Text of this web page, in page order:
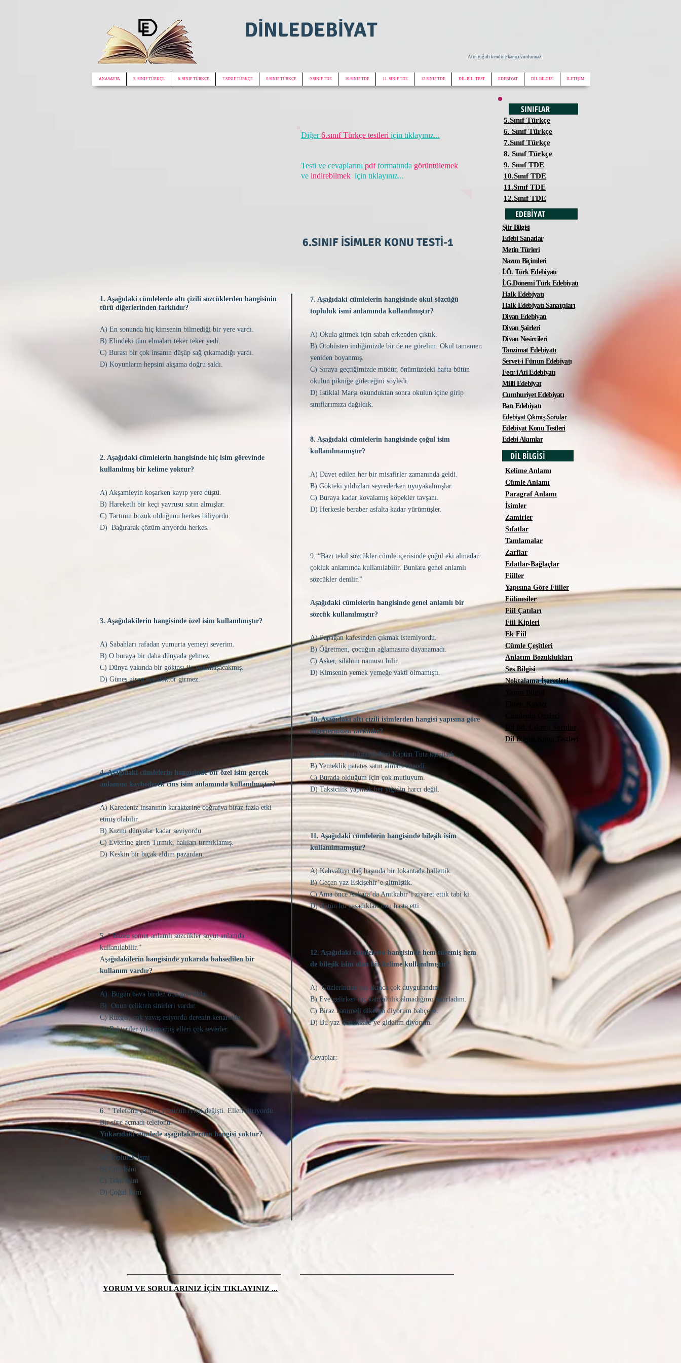
DİNLEDEBİYAT
Atın yiğidi kendine kamçı vurdurmaz.
ANASAYFA 5. SINIF TÜRKÇE 6. SINIF TÜRKÇE 7.SINIF TÜRKÇE 8.SINIF TÜRKÇE 9.SINIF TDE 10.SINIF TDE 11. SINIF TDE 12.SINIF TDE DİL BİL. TEST EDEBİYAT DİL BİLGİSİ İLETİŞİM
Diğer6.sınıf Türkçe testleri için tıklayınız...
Testi ve cevaplarını pdfformatında görüntülemek
ve indirebilmek için tıklayınız...
6.SINIF İSİMLER KONU TESTİ-1
1. Aşağıdaki cümlelerde altı çizili sözcüklerden hangisinin
türü diğerlerinden farklıdır?
A) En sonunda hiç kimsenin bilmediği bir yere vardı.
B) Elindeki tüm elmaları teker teker yedi.
C) Burası bir çok insanın düşüp sağ çıkamadığı yardı.
D) Koyunların hepsini akşama doğru saldı.
2. Aşağıdaki cümlelerin hangisinde hiç isim görevinde
kullanılmış bir kelime yoktur?
A) Akşamleyin koşarken kayıp yere düştü.
B) Hareketli bir keçi yavrusu satın almışlar.
C) Tartının bozuk olduğunu herkes biliyordu.
D) Bağırarak çözüm arıyordu herkes.
3. Aşağıdakilerin hangisinde özel isim kullanılmıştır?
A) Sabahları rafadan yumurta yemeyi severim.
B) O buraya bir daha dünyada gelmez.
C) Dünya yakında bir göktaşı ile yakınlaşacakmış.
D) Güneş giren eve doktor girmez.
4- Aşağıdaki cümlelerin hangisinde bir özel isim gerçek
anlamını kaybederek cins isim anlamında kullanılmıştır?
A) Karedeniz insanının karakterine coğrafya biraz fazla etki
etmiş olabilir.
B) Kızını dünyalar kadar seviyordu.
C) Evlerine giren Tırmık, halıları tırmıklamış.
D) Keskin bir bıçak aldım pazardan.
5. “ Bazen somut anlamlı sözcükler soyut anlamda
kullanılabilir.”
Aşağıdakilerin hangisinde yukarıda bahsedilen bir
kullanım vardır?
A) Bugün hava birden buz gibi oldu.
B) Onun çelikten sinirleri vardır.
C) Rüzgar, çok yavaş esiyordu derenin kenarında.
D) Bakteriler yıkanmamış elleri çok severler.
6. “ Telefonu çalınca yüzünün rengi değişti. Elleri titriyordu.
Bir süre açmadı telefonu.
Yukarıdaki cümlede aşağıdakilerden hangisi yoktur?
A) Topluluk İsmi
B) Cins İsim
C) Tekil İsim
D) Çoğul İsim
7. Aşağıdaki cümlelerin hangisinde okul sözcüğü
topluluk ismi anlamında kullanılmıştır?
A) Okula gitmek için sabah erkenden çıktık.
B) Otobüsten indiğimizde bir de ne görelim: Okul tamamen
yeniden boyanmış.
C) Sıraya geçtiğimizde müdür, önümüzdeki hafta bütün
okulun pikniğe gideceğini söyledi.
D) İstiklal Marşı okunduktan sonra okulun içine girip
sınıflarımıza dağıldık.
8. Aşağıdaki cümlelerin hangisinde çoğul isim
kullanılmamıştır?
A) Davet edilen her bir misafirler zamanında geldi.
B) Gökteki yıldızları seyrederken uyuyakalmışlar.
C) Buraya kadar kovalamış köpekler tavşanı.
D) Herkesle beraber asfalta kadar yürümüşler.
9. “Bazı tekil sözcükler cümle içerisinde çoğul eki almadan
çokluk anlamında kullanılabilir. Bunlara genel anlamlı
sözcükler denilir.”
Aşağıdaki cümlelerin hangisinde genel anlamlı bir
sözcük kullanılmıştır?
A) Papağan kafesinden çıkmak istemiyordu.
B) Öğretmen, çocuğun ağlamasına dayanamadı.
C) Asker, silahını namusu bilir.
D) Kimsenin yemek yemeğe vakti olmamıştı.
10. Aşağıdaki altı çizili isimlerden hangisi yapısına göre
diğerlerinden farklıdır?
A) Denize ulaştığınızda bizi Kaptan Tuta karşıladı.
B) Yemeklik patates satın almam istendi.
C) Burada olduğum için çok mutluyum.
D) Taksicilik yapmak her yiğidin harcı değil.
11. Aşağıdaki cümlelerin hangisinde bileşik isim
kullanılmamıştır?
A) Kahvaltıyı dağ başında bir lokantada hallettik.
B) Geçen yaz Eskişehir’e gitmiştik.
C) Ama önce Ankara’da Anıtkabir’i ziyaret ettik tabi ki.
D) Bütün bu yaşadıkları onu hasta etti.
12. Aşağıdaki cümlelerin hangisinde hem türemiş hem
de bileşik isim olan bir kelime kullanılmıştır?
A) Gözlerinden yaş akınca çok duygulandım.
B) Eve gelirken hiç kahvaltılık almadığımı hatırladım.
C) Biraz hanımeli dikelim diyorum bahçeye.
D) Bu yaz Çanakkale’ye gidelim diyorum.
Cevaplar:
SINIFLAR
5.Sınıf Türkçe
6. Sınıf Türkçe
7.Sınıf Türkçe
8. Sınıf Türkçe
9. Sınıf TDE
10.Sınıf TDE
11.Sınıf TDE
12.Sınıf TDE
EDEBİYAT
Şiir Bilgisi
Edebi Sanatlar
Metin Türleri
Nazım Biçimleri
İ.Ö. Türk Edebiyatı
İ.G.Dönemi Türk Edebiyatı
Halk Edebiyatı
Halk Edebiyatı Sanatçıları
Divan Edebiyatı
Divan Şairleri
Divan Nesircileri
Tanzimat Edebiyatı
Servet-i Fünun Edebiyatı
Fecr-i Ati Edebiyatı
Milli Edebiyat
Cumhuriyet Edebiyatı
Batı Edebiyatı
Edebiyat Çıkmış Sorular
Edebiyat Konu Testleri
Edebi Akımlar
DİL BİLGİSİ
Kelime Anlamı
Cümle Anlamı
Paragraf Anlamı
İsimler
Zamirler
Sıfatlar
Tamlamalar
Zarflar
Edatlar-Bağlaçlar
Fiiller
Yapısına Göre Fiiller
Fiilimsiler
Fiil Çatıları
Fiil Kipleri
Ek Fiil
Cümle Çeşitleri
Anlatım Bozuklukları
Ses Bilgisi
Noktalama İşaretleri
Dil Bil. Çıkmış Sorular
Dil Bilgisi Konu Testleri
YORUM VE SORULARINIZ İÇİN TIKLAYINIZ ...